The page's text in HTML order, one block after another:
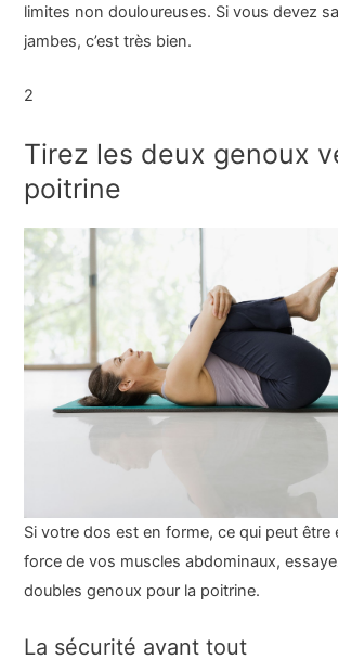
limites non douloureuses. Si vous devez
jambes, c’est très bien.
2
Tirez les deux genoux
poitrine
Si votre dos est en forme, ce qui peut être
force de vos muscles abdominaux,
doubles genoux pour la poitrine.
La sécurité avant tout